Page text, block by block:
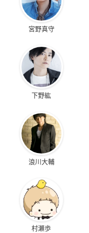
宮野真守
下野紘
浪川大輔
村瀬歩